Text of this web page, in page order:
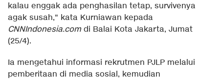
kalau enggak ada penghasilan tetap, survivenya
agak susah," kata Kurniawan kepada
CNNIndonesia.comdi Balai Kota Jakarta, Jumat
(25/4).
Ia mengetahui informasi rekrutmen PJLP melalui
pemberitaan di media sosial, kemudian